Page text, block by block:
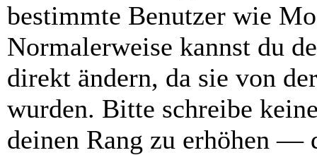
bestimmte Benutzer wie
Normalerweise kannst du
direkt ändern, da sie von
wurden. Bitte schreibe
deinen Rang zu erhöhen —